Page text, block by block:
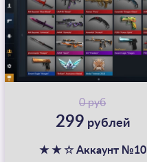
0 руб
299 рублей
★ ★ ☆ Аккаунт №10